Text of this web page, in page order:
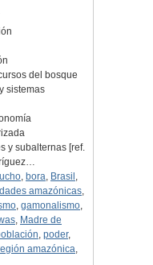
del bosque
sistemas
y subalternas [ref.
, bora, Brasil ,
amazónicas,
, gamonalismo,
, Madre de
, poder,
amazónica,